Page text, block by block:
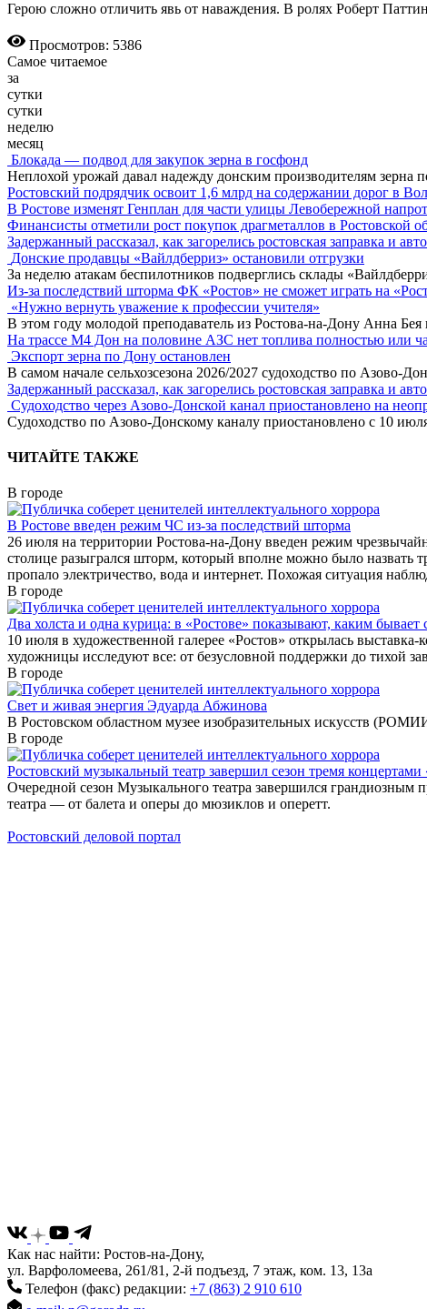
Герою сложно отличить явь от наваждения. В ролях Роберт
Просмотров: 5386
Самое читаемое
за
сутки
сутки
неделю
месяц
Блокада — подвод для закупок зерна в госфонд
Неплохой урожай давал надежду донским производителям зерна
Ростовский подрядчик освоит 1,6 млрд на содержании дорог в
В Ростове изменят Генплан для части улицы Левобережной
Финансисты отметили рост покупок драгметаллов в Ростовской
Задержанный рассказал, как загорелись ростовская заправка и
Донские продавцы «Вайлдберриз» остановили отгрузки
За неделю атакам беспилотников подверглись склады
Из-за последствий шторма ФК «Ростов» не сможет играть на
«Нужно вернуть уважение к профессии учителя»
В этом году молодой преподаватель из Ростова-на-Дону Анна
На трассе М4 Дон на половине АЗС нет топлива полностью или
Экспорт зерна по Дону остановлен
В самом начале сельхозсезона 2026/2027 судоходство по Азово-
Задержанный рассказал, как загорелись ростовская заправка и
Судоходство через Азово-Донской канал приостановлено на
Судоходство по Азово-Донскому каналу приостановлено с 10
ЧИТАЙТЕ ТАКЖЕ
В городе
В Ростове введен режим ЧС из-за последствий шторма
26 июля на территории Ростова-на-Дону введен режим
столице разыгрался шторм, который вполне можно было
пропало электричество, вода и интернет. Похожая ситуация
В городе
Два холста и одна курица: в «Ростове» показывают, каким бывает
10 июля в художественной галерее «Ростов» открылась
художницы исследуют все: от безусловной поддержки до тихой
В городе
Свет и живая энергия Эдуарда Абжинова
В Ростовском областном музее изобразительных искусств
В городе
Ростовский музыкальный театр завершил сезон тремя концертами
Очередной сезон Музыкального театра завершился грандиозным
театра — от балета и оперы до мюзиклов и оперетт.
Ростовский деловой портал
Как нас найти: Ростов-на-Дону,
ул. Варфоломеева, 261/81, 2-й подъезд, 7 этаж, ком. 13, 13а
Телефон (факс) редакции: +7 (863) 2 910 610